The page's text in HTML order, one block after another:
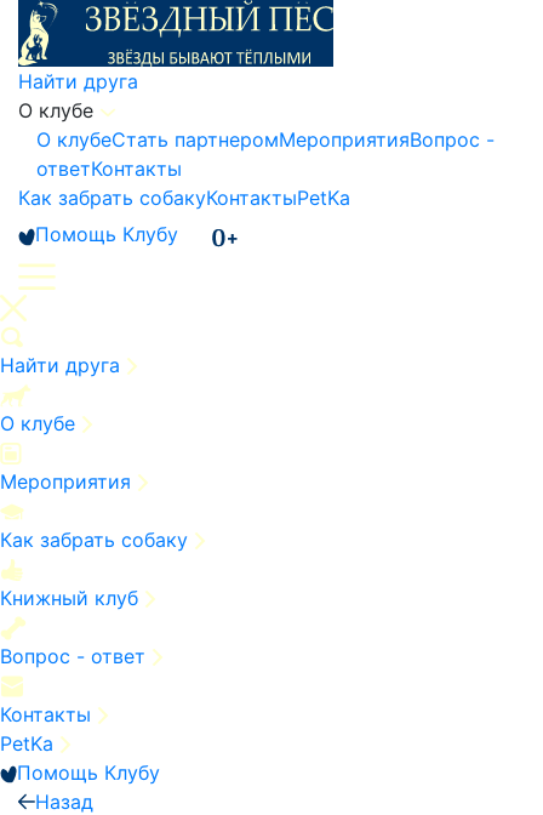
Найти друга
О клубе
О клубеСтать партнеромМероприятияВопрос -
ответКонтакты
Как забрать собакуКонтактыPetKa
Помощь Клубу
Найти друга
О клубе
Мероприятия
Как забрать собаку
Книжный клуб
Вопрос - ответ
Контакты
PetKa
Помощь Клубу
Назад